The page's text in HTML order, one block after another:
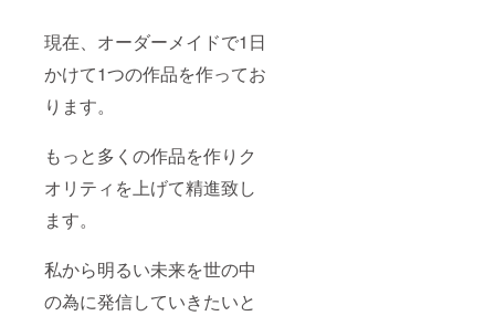
現在、オーダーメイドで1日
かけて1つの作品を作ってお
ります。
もっと多くの作品を作りク
オリティを上げて精進致し
ます。
私から明るい未来を世の中
の為に発信していきたいと